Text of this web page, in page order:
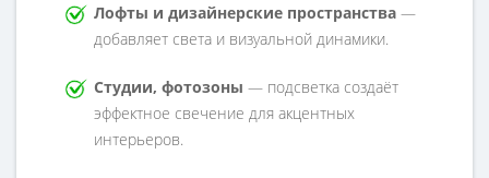
Лофты и дизайнерские пространства —
добавляет света и визуальной динамики.
Студии, фотозоны — подсветка создаёт
эффектное свечение для акцентных
интерьеров.